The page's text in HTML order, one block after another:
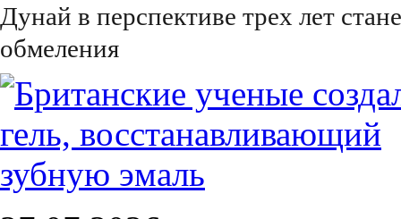
Дунай в перспективе трех лет
обмеления